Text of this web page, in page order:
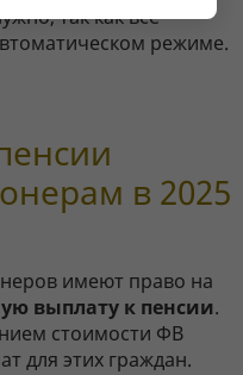
так как все
режиме.
в 2025
имеют право на
выплату к пенсии.
стоимости ФВ
для этих граждан.